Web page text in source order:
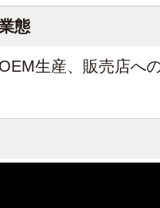
態
生産、販売店へ